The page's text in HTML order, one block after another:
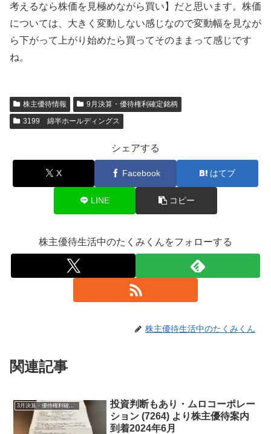
考えるなら株価を見極めながら買い】だと思います。株価
については、大きく変動しない感じなので変動幅を見なが
ら下がって上がり始めたら買ってそのままって感じです
ね。
株主優待情報
9月決算・優待権利確定銘柄
3199 綿半ホールディングス
シェアする
X Facebook はてブ
LINE コピー
株主優待生活中のたくみくんをフォローする
株主優待生活中のたくみくん
関連記事
投資判断もあり・ムロコーポレー
ション (7264) より株主優待案内
到着2024年6月